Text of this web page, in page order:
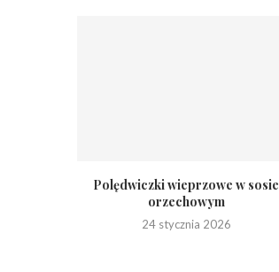
Polędwiczki wieprzowe w sosie
orzechowym
24 stycznia 2026